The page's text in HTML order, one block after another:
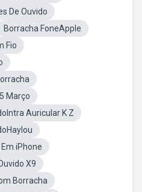
De Ouvido
Borracha FoneApple
Fio
Março
Auricular K Z
Em iPhone
X9
Borracha